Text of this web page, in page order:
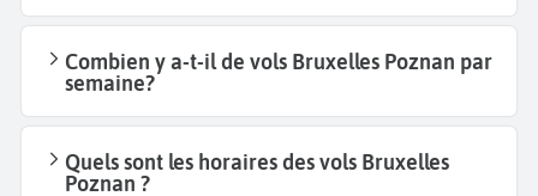
Combien y a-t-il de vols Bruxelles Poznan par
semaine?
Quels sont les horaires des vols Bruxelles
Poznan ?